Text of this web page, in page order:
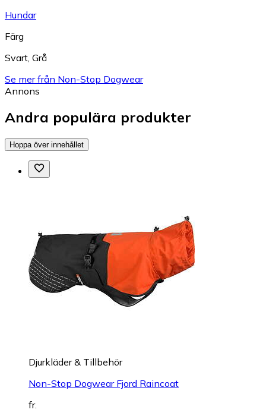
Hundar
Färg
Svart Grå
Se mer från Non-Stop Dogwear
Annons
Andra populära produkter
Hoppa över innehållet
Djurkläder & Tillbehör
Non-Stop Dogwear Fjord Raincoat
fr.